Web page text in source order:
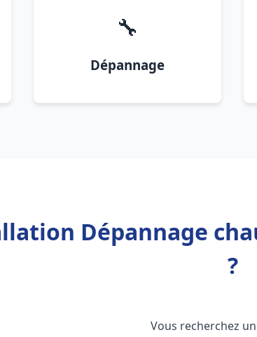
🔧
Dépannage
Dépannage
?
Vous recherchez